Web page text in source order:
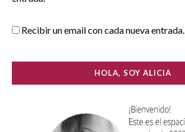
Recibir un email con cada nueva entrada.
HOLA, SOY ALICIA